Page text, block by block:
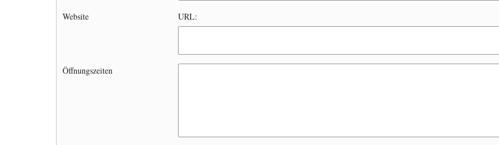
Website URL:
Öffnungszeiten